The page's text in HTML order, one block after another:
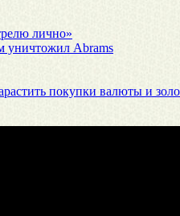
лично»
уничтожил Abrams
покупки валюты и